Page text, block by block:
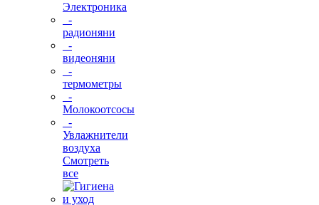
Электроника
-
радионяни
-
видеоняни
-
термометры
-
Молокоотсосы
-
Увлажнители
воздуха
Смотреть
все